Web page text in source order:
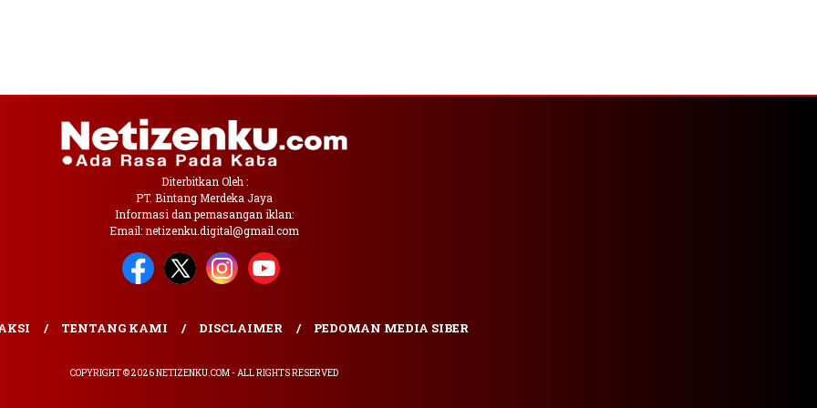
Diterbitkan Oleh :
PT. Bintang Merdeka Jaya
Informasi dan pemasangan iklan:
Email: netizenku.digital@gmail.com
TENTANG KAMI DISCLAIMER PEDOMAN MEDIA SIBER
COPYRIGHT © 2026 NETIZENKU.COM - ALL RIGHTS RESERVED